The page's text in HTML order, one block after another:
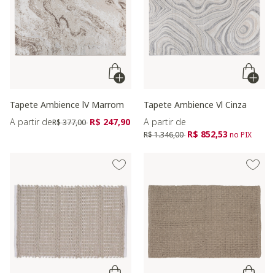
Tapete Ambience lV Marrom
A partir dePreço reduzido de
R$ 377,00 para
R$ 247,90
Tapete Ambience Vl Cinza
A partir de
Preço reduzido de
R$ 1.346,00 para
R$ 852,53no PIX